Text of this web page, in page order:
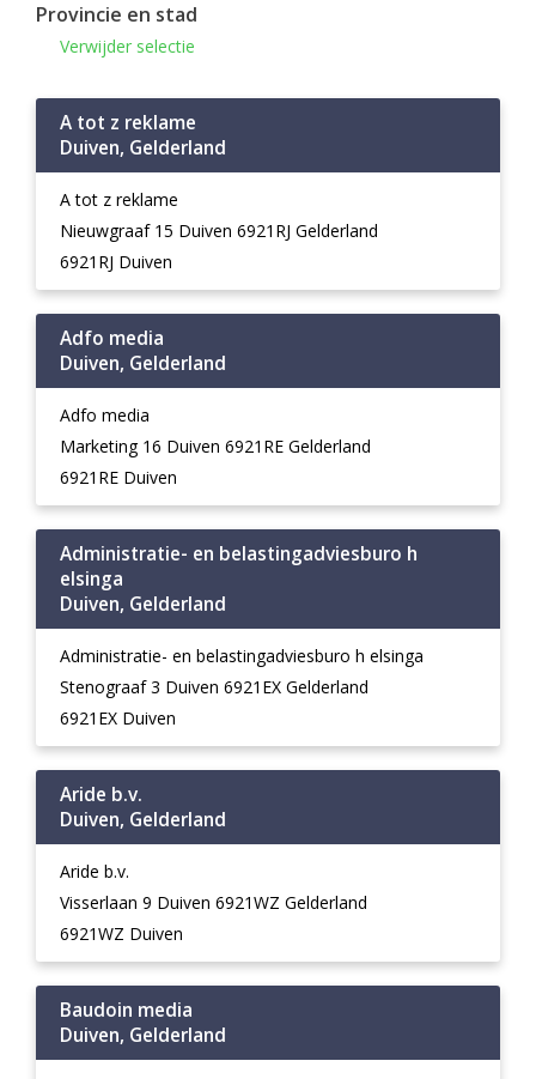
Provincie en stad
Verwijder selectie
A tot z reklame
Duiven, Gelderland
A tot z reklame
Nieuwgraaf 15 Duiven 6921RJ Gelderland
6921RJ Duiven
Adfo media
Duiven, Gelderland
Adfo media
Marketing 16 Duiven 6921RE Gelderland
6921RE Duiven
Administratie- en belastingadviesburo h
elsinga
Duiven, Gelderland
Administratie- en belastingadviesburo h elsinga
Stenograaf 3 Duiven 6921EX Gelderland
6921EX Duiven
Aride b.v.
Duiven, Gelderland
Aride b.v.
Visserlaan 9 Duiven 6921WZ Gelderland
6921WZ Duiven
Baudoin media
Duiven, Gelderland